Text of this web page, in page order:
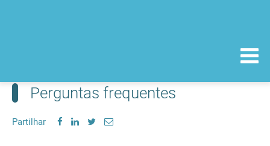
Perguntas frequentes
Partilhar